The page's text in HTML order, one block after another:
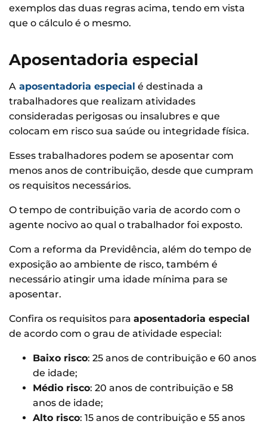
exemplos das duas regras acima, tendo em vista
que o cálculo é o mesmo.
Aposentadoria especial
A aposentadoria especial é destinada a
trabalhadores que realizam atividades
consideradas perigosas ou insalubres e que
colocam em risco sua saúde ou integridade física.
Esses trabalhadores podem se aposentar com
menos anos de contribuição, desde que cumpram
os requisitos necessários.
O tempo de contribuição varia de acordo com o
agente nocivo ao qual o trabalhador foi exposto.
Com a reforma da Previdência, além do tempo de
exposição ao ambiente de risco, também é
necessário atingir uma idade mínima para se
aposentar.
Confira os requisitos para aposentadoria especial
de acordo com o grau de atividade especial:
Baixo risco: 25 anos de contribuição e 60 anos
de idade;
Médio risco: 20 anos de contribuição e 58
anos de idade;
Alto risco: 15 anos de contribuição e 55 anos